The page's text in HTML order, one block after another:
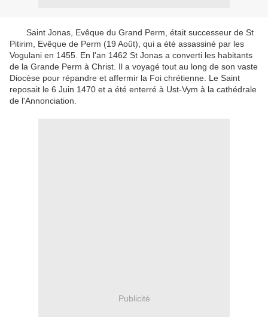
Saint Jonas, Evêque du Grand Perm, était successeur de St
Pitirim, Evêque de Perm (19 Août), qui a été assassiné par les
Vogulani en 1455. En l'an 1462 St Jonas a converti les habitants
de la Grande Perm à Christ. Il a voyagé tout au long de son vaste
Diocèse pour répandre et affermir la Foi chrétienne. Le Saint
reposait le 6 Juin 1470 et a été enterré à Ust-Vym à la cathédrale
de l'Annonciation.
Publicité